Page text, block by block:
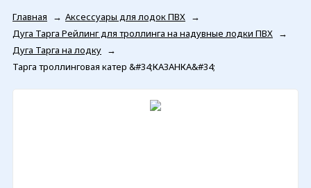
Главная → Аксессуары для лодок ПВХ →
Дуга Тарга Рейлинг для троллинга на надувные лодки ПВХ →
Дуга Тарга на лодку →
Тарга троллинговая катер &#34;КАЗАНКА&#34;